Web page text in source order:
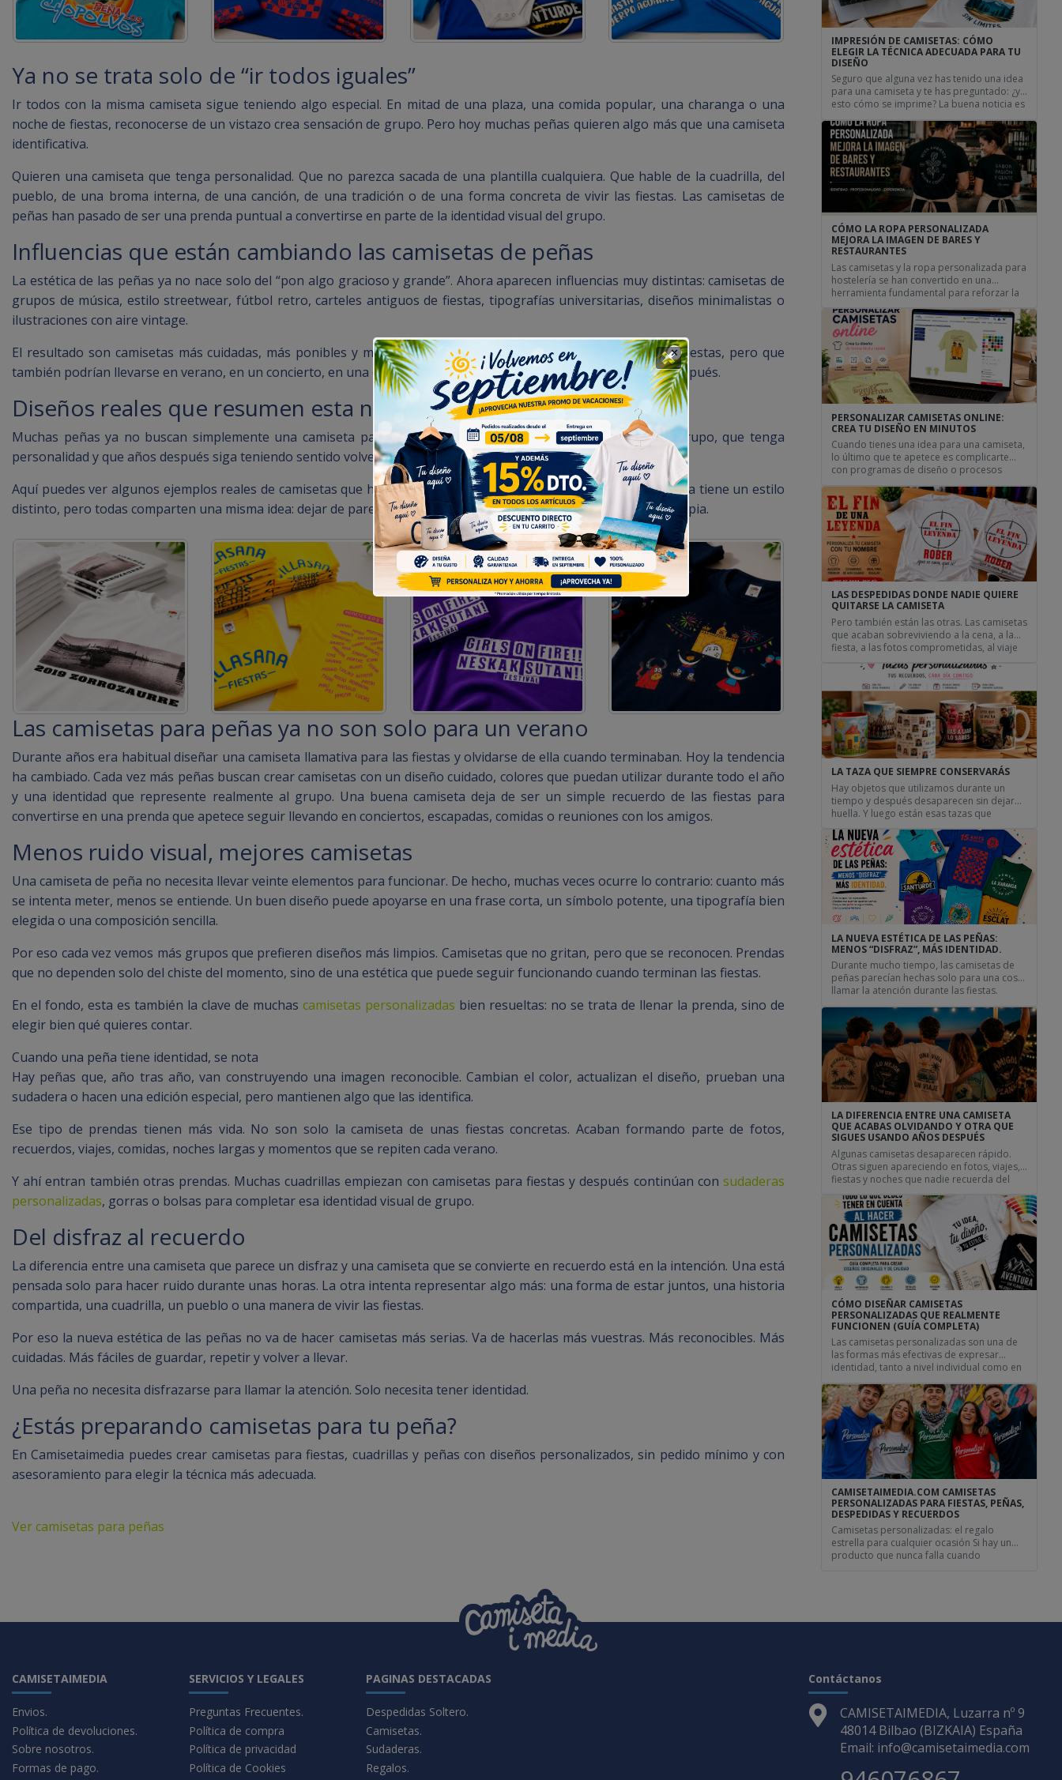
Ya no se trata solo de “ir todos iguales”
Ir todos con la misma camiseta sigue teniendo algo especial. En mitad de una plaza, una comida popular, una charanga o una
noche de fiestas, reconocerse de un vistazo crea sensación de grupo. Pero hoy muchas peñas quieren algo más que una camiseta
identificativa.
Quieren una camiseta que tenga personalidad. Que no parezca sacada de una plantilla cualquiera. Que hable de la cuadrilla, del
pueblo, de una broma interna, de una canción, de una tradición o de una forma concreta de vivir las fiestas. Las camisetas de
peñas han pasado de ser una prenda puntual a convertirse en parte de la identidad visual del grupo.
Influencias que están cambiando las camisetas de peñas
La estética de las peñas ya no nace solo del “pon algo gracioso y grande”. Ahora aparecen influencias muy distintas: camisetas de
grupos de música, estilo streetwear, fútbol retro, carteles antiguos de fiestas, tipografías universitarias, diseños minimalistas o
ilustraciones con aire vintage.
El resultado son camisetas más cuidadas, más ponibles y mucho más reconocibles. Diseños que funcionan en fiestas, pero que
también podrían llevarse en verano, en un concierto, en una comida de cuadrilla o incluso como recuerdo años después.
Diseños reales que resumen esta nueva estética
Muchas peñas ya no buscan simplemente una camiseta para salir del paso. Buscan algo que represente al grupo, que tenga
personalidad y que años después siga teniendo sentido volver a ponerse.
Aquí puedes ver algunos ejemplos reales de camisetas que hemos hecho para fiestas, cuadrillas y peñas. Cada una tiene un estilo
distinto, pero todas comparten una misma idea: dejar de parecer un disfraz y empezar a parecer una identidad propia.
Las camisetas para peñas ya no son solo para un verano
Durante años era habitual diseñar una camiseta llamativa para las fiestas y olvidarse de ella cuando terminaban. Hoy la tendencia
ha cambiado. Cada vez más peñas buscan crear camisetas con un diseño cuidado, colores que puedan utilizar durante todo el año
y una identidad que represente realmente al grupo. Una buena camiseta deja de ser un simple recuerdo de las fiestas para
convertirse en una prenda que apetece seguir llevando en conciertos, escapadas, comidas o reuniones con los amigos.
Menos ruido visual, mejores camisetas
Una camiseta de peña no necesita llevar veinte elementos para funcionar. De hecho, muchas veces ocurre lo contrario: cuanto más
se intenta meter, menos se entiende. Un buen diseño puede apoyarse en una frase corta, un símbolo potente, una tipografía bien
elegida o una composición sencilla.
Por eso cada vez vemos más grupos que prefieren diseños más limpios. Camisetas que no gritan, pero que se reconocen. Prendas
que no dependen solo del chiste del momento, sino de una estética que puede seguir funcionando cuando terminan las fiestas.
En el fondo, esta es también la clave de muchas camisetas personalizadas bien resueltas: no se trata de llenar la prenda, sino de
elegir bien qué quieres contar.
Cuando una peña tiene identidad, se nota
Hay peñas que, año tras año, van construyendo una imagen reconocible. Cambian el color, actualizan el diseño, prueban una
sudadera o hacen una edición especial, pero mantienen algo que las identifica.
Ese tipo de prendas tienen más vida. No son solo la camiseta de unas fiestas concretas. Acaban formando parte de fotos,
recuerdos, viajes, comidas, noches largas y momentos que se repiten cada verano.
Y ahí entran también otras prendas. Muchas cuadrillas empiezan con camisetas para fiestas y después continúan con sudaderas
personalizadas, gorras o bolsas para completar esa identidad visual de grupo.
Del disfraz al recuerdo
La diferencia entre una camiseta que parece un disfraz y una camiseta que se convierte en recuerdo está en la intención. Una está
pensada solo para hacer ruido durante unas horas. La otra intenta representar algo más: una forma de estar juntos, una historia
compartida, una cuadrilla, un pueblo o una manera de vivir las fiestas.
Por eso la nueva estética de las peñas no va de hacer camisetas más serias. Va de hacerlas más vuestras. Más reconocibles. Más
cuidadas. Más fáciles de guardar, repetir y volver a llevar.
Una peña no necesita disfrazarse para llamar la atención. Solo necesita tener identidad.
¿Estás preparando camisetas para tu peña?
En Camisetaimedia puedes crear camisetas para fiestas, cuadrillas y peñas con diseños personalizados, sin pedido mínimo y con
asesoramiento para elegir la técnica más adecuada.
Ver camisetas para peñas
IMPRESIÓN DE CAMISETAS: CÓMO
ELEGIR LA TÉCNICA ADECUADA PARA TU
DISEÑO
Seguro que alguna vez has tenido una idea
para una camiseta y te has preguntado: ¿y
esto cómo se imprime? La buena noticia es
técnicas de estampación para conseguir
una camiseta que quede genial. Lo
importante es tener claro qué quieres
hacer y dejar que la técnica adecuada […]
CÓMO LA ROPA PERSONALIZADA
MEJORA LA IMAGEN DE BARES Y
RESTAURANTES
Las camisetas y la ropa personalizada para
hostelería se han convertido en una
herramienta fundamental para reforzar la
La imagen visual de un negocio influye
directamente en la percepción de los
clientes. Hoy en día, los negocios de
hostelería no solo compiten por ofrecer
buena comida o un servicio […]
PERSONALIZAR CAMISETAS ONLINE:
CREA TU DISEÑO EN MINUTOS
Cuando tienes una idea para una camiseta,
lo último que te apetece es complicarte
con programas de diseño o procesos
camisetas online directamente desde tu
navegador, subir tus propias imágenes,
añadir textos y ver el resultado antes de
hacer el pedido. Tanto si quieres crear una
camiseta para una despedida, una […]
LAS DESPEDIDAS DONDE NADIE QUIERE
QUITARSE LA CAMISETA
Pero también están las otras. Las camisetas
que acaban sobreviviendo a la cena, a la
fiesta, a las fotos comprometidas, al viaje
todo vale Durante años las despedidas
parecían competir por ver quién llevaba la
camiseta más escandalosa. Frases
gigantes, colores imposibles y diseños que
parecían […]
LA TAZA QUE SIEMPRE CONSERVARÁS
Hay objetos que utilizamos durante un
tiempo y después desaparecen sin dejar
huella. Y luego están esas tazas que
trabajo y cientos de desayunos.
Curiosamente, casi nunca son las más
caras ni las más modernas. Lo que las hace
especiales suele ser la historia que llevan
detrás Hay objetos que […]
LA NUEVA ESTÉTICA DE LAS PEÑAS:
MENOS “DISFRAZ”, MÁS IDENTIDAD.
Durante mucho tiempo, las camisetas de
peñas parecían hechas solo para una cosa:
llamar la atención durante las fiestas.
improvisados y ese punto de “disfraz” que
funcionaba una noche, pero que muchas
veces acababa olvidado en el fondo del
armario. Pero algo está cambiando. Cada
vez más grupos, cuadrillas y […]
LA DIFERENCIA ENTRE UNA CAMISETA
QUE ACABAS OLVIDANDO Y OTRA QUE
SIGUES USANDO AÑOS DESPUÉS
Algunas camisetas desaparecen rápido.
Otras siguen apareciendo en fotos, viajes,
fiestas y noches que nadie recuerda del
salir del paso. Cumplen su función durante
un día concreto, hacen gracia durante unas
horas y después se pierden en el armario
sin demasiada historia. Pero hay otras que
sobreviven a mudanzas, […]
CÓMO DISEÑAR CAMISETAS
PERSONALIZADAS QUE REALMENTE
FUNCIONEN (GUÍA COMPLETA)
Las camisetas personalizadas son una de
las formas más efectivas de expresar
identidad, tanto a nivel individual como en
uso personal, un buen diseño marca la
diferencia entre una camiseta que pasa
desapercibida y una que realmente
funciona. Si estás pensando en crear tu
propio diseño, puedes ver […]
CAMISETAIMEDIA.COM CAMISETAS
PERSONALIZADAS PARA FIESTAS, PEÑAS,
DESPEDIDAS Y RECUERDOS
Camisetas personalizadas: el regalo
estrella para cualquier ocasión Si hay un
producto que nunca falla cuando
representar exactamente lo que quieres
CAMISETAIMEDIA
Envios.
Política de devoluciones.
Sobre nosotros.
Formas de pago.
SERVICIOS Y LEGALES
Preguntas Frecuentes.
Política de compra
Política de privacidad
Política de Cookies
PAGINAS DESTACADAS
Despedidas Soltero.
Camisetas.
Sudaderas.
Regalos.
Contáctanos
CAMISETAIMEDIA, Luzarra nº 9
48014 Bilbao (BIZKAIA) España
Email: info@camisetaimedia.com